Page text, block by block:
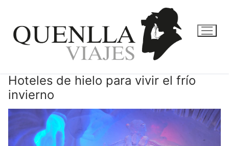
contenido
Hoteles de hielo para vivir el frío
invierno